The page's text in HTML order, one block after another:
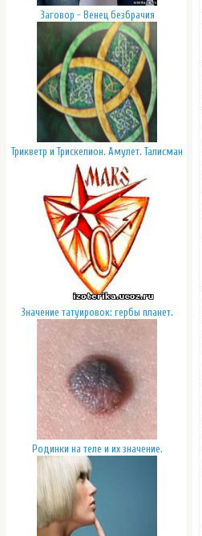
Заговор - Венец безбрачия
Трикветр и Трискелион. Амулет. Талисман
Значение татуировок: гербы планет.
Родинки на теле и их значение.